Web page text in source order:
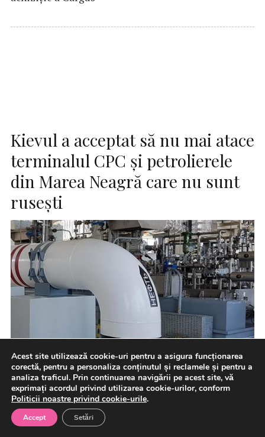
Kievul a acceptat să nu mai atace
terminalul CPC şi petrolierele
din Marea Neagră care nu sunt
ruseşti
Ucraina a acceptat să nu lanseze atacuri asupra
Acest site utilizează cookie-uri pentru a asigura funcționarea
corectă, pentru a personaliza conținutul și reclamele și pentru a
analiza traficul. Prin continuarea navigării pe acest site, vă
exprimați acordul privind utilizarea cookie-urilor, conform
Politicii noastre privind cookie-urile.
Accept Setări